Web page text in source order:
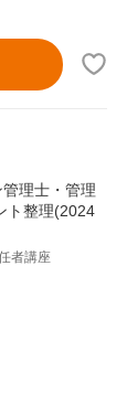
理士・管理
ト整理(2024
者講座